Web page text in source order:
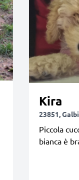
Kira
23851,
Piccola
bianca è